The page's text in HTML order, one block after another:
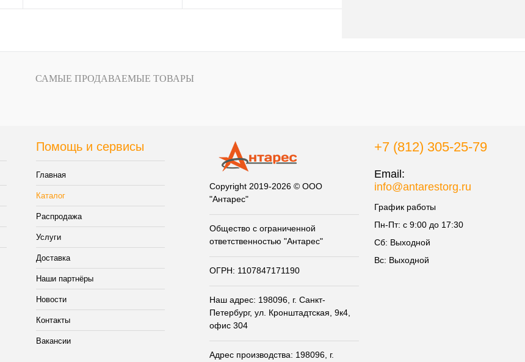
В избранное
В
САМЫЕ ПРОДАВАЕМЫЕ ТОВАРЫ
Помощь и сервисы
Главная
Каталог
Распродажа
Услуги
Доставка
Наши партнёры
Новости
Контакты
Вакансии
Copyright 2019-2026 © ООО
"Антарес"
Общество с ограниченной
ответственностью "Антарес"
ОГРН: 1107847171190
Наш адрес: 198096, г. Санкт-
Петербург, ул. Кронштадтская, 9к4,
офис 304
Адрес производства: 198096, г.
+7 (812) 305-25-79
Email:
info@antarestorg.ru
График работы
Пн-Пт: с 9:00 до 17:30
Сб: Выходной
Вс: Выходной